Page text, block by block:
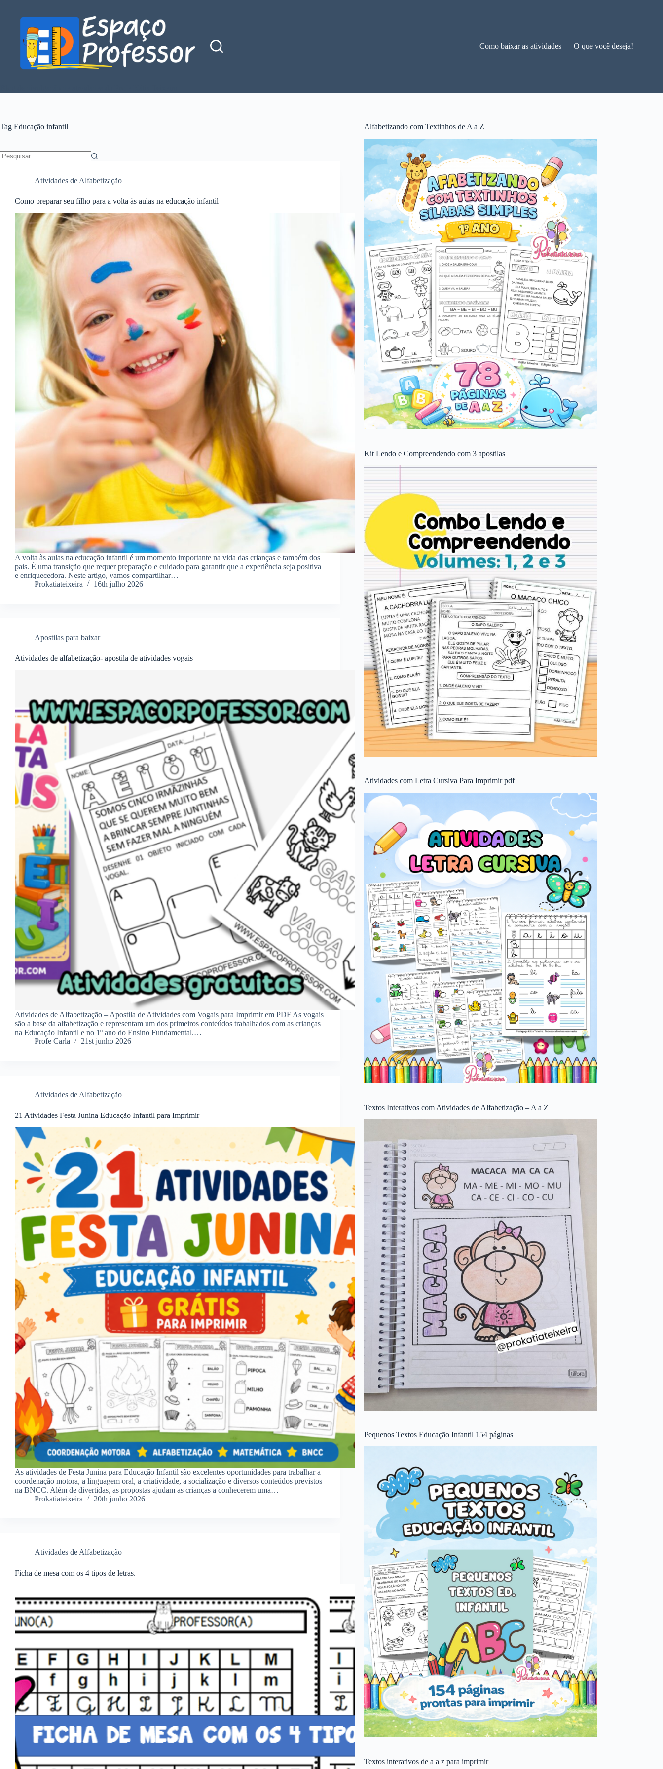
conteúdo
Como baixar as atividades O que você deseja!
Tag Educação infantil
Atividades de Alfabetização
Como preparar seu filho para a volta às aulas na educação infantil
A volta às aulas na educação infantil é um momento importante na vida das crianças e também dos
pais. É uma transição que requer preparação e cuidado para garantir que a experiência seja positiva
e enriquecedora. Neste artigo, vamos compartilhar…
Prokatiateixeira
16th julho 2026
Apostilas para baixar
Atividades de alfabetização- apostila de atividades vogais
Atividades de Alfabetização – Apostila de Atividades com Vogais para Imprimir em PDF As vogais
são a base da alfabetização e representam um dos primeiros conteúdos trabalhados com as crianças
na Educação Infantil e no 1º ano do Ensino Fundamental.…
Profe Carla
21st junho 2026
Atividades de Alfabetização
21 Atividades Festa Junina Educação Infantil para Imprimir
As atividades de Festa Junina para Educação Infantil são excelentes oportunidades para trabalhar a
coordenação motora, a linguagem oral, a criatividade, a socialização e diversos conteúdos previstos
na BNCC. Além de divertidas, as propostas ajudam as crianças a conhecerem uma…
Prokatiateixeira
20th junho 2026
Atividades de Alfabetização
Ficha de mesa com os 4 tipos de letras.
Alfabetizando com Textinhos de A a Z
Kit Lendo e Compreendendo com 3 apostilas
Atividades com Letra Cursiva Para Imprimir pdf
Textos Interativos com Atividades de Alfabetização – A a Z
Pequenos Textos Educação Infantil 154 páginas
Textos interativos de a a z para imprimir